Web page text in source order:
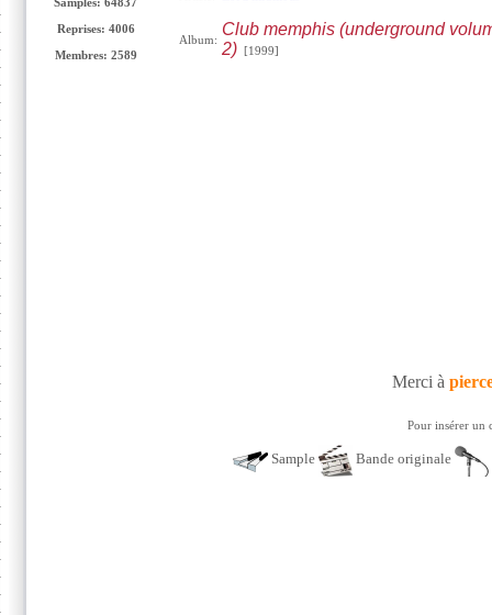
Reprises: 4006
Membres: 2589
Album:
Club memphis (underground
2)[1999]
Merci à
Pour insérer un
Sample Bande originale